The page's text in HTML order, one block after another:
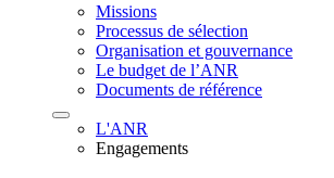
Missions
Processus de sélection
Organisation et gouvernance
Le budget de l’ANR
Documents de référence
L'ANR
Engagements